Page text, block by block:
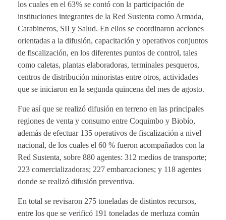
los cuales en el 63% se contó con la participación de
instituciones integrantes de la Red Sustenta como Armada,
Carabineros, SII y Salud. En ellos se coordinaron acciones
orientadas a la difusión, capacitación y operativos conjuntos
de fiscalización, en los diferentes puntos de control, tales
como caletas, plantas elaboradoras, terminales pesqueros,
centros de distribución minoristas entre otros, actividades
que se iniciaron en la segunda quincena del mes de agosto.
Fue así que se realizó difusión en terreno en las principales
regiones de venta y consumo entre Coquimbo y Biobío,
además de efectuar 135 operativos de fiscalización a nivel
nacional, de los cuales el 60 % fueron acompañados con la
Red Sustenta, sobre 880 agentes: 312 medios de transporte;
223 comercializadoras; 227 embarcaciones; y 118 agentes
donde se realizó difusión preventiva.
En total se revisaron 275 toneladas de distintos recursos,
entre los que se verificó 191 toneladas de merluza común